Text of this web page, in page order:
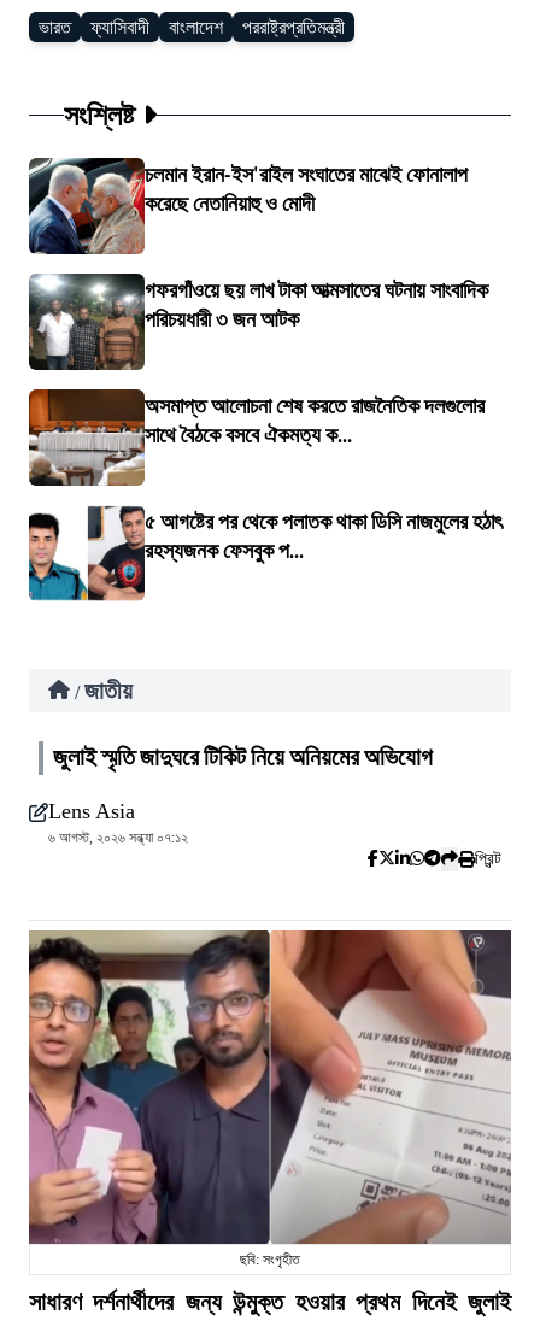
ভারত ফ্যাসিবাদী বাংলাদেশ পররাষ্ট্রপ্রতিমন্ত্রী
সংশ্লিষ্ট
চলমান ইরান-ইস'রাইল সংঘাতের মাঝেই ফোনালাপ
করেছে নেতানিয়াহু ও মোদী
গফরগাঁওয়ে ছয় লাখ টাকা আত্মসাতের ঘটনায় সাংবাদিক
পরিচয়ধারী ৩ জন আটক
অসমাপ্ত আলোচনা শেষ করতে রাজনৈতিক দলগুলোর
সাথে বৈঠকে বসবে ঐকমত্য ক...
৫ আগষ্টের পর থেকে পলাতক থাকা ডিসি নাজমুলের হঠাৎ
রহস্যজনক ফেসবুক প...
/ জাতীয়
জুলাই স্মৃতি জাদুঘরে টিকিট নিয়ে অনিয়মের অভিযোগ
Lens Asia
৬ আগস্ট, ২০২৬ সন্ধ্যা ০৭:১২
প্রিন্ট
ছবি: সংগৃহীত
সাধারণ দর্শনার্থীদের জন্য উন্মুক্ত হওয়ার প্রথম দিনেই জুলাই